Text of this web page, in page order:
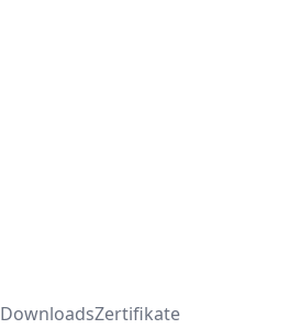
DownloadsZertifikate